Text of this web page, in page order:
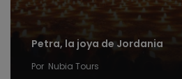
Petra, la joya de Jordania
Por Nubia Tours